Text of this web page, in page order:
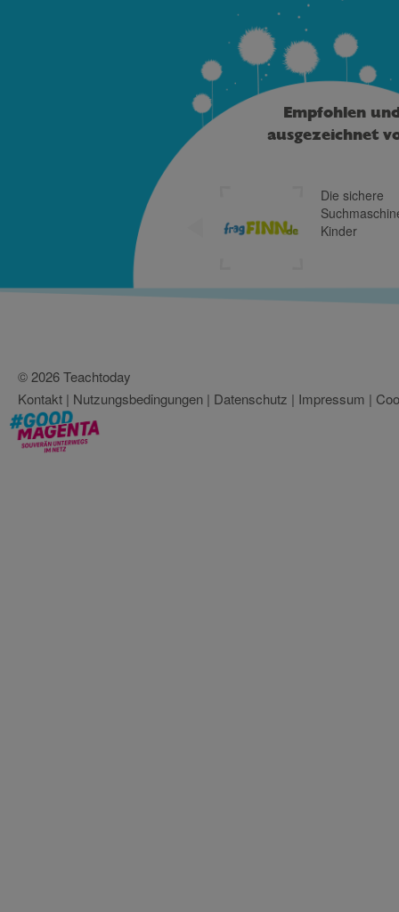
Empfohlen
ausgezeichnet
Die sichere
Suchmaschine für
Kinder
© 2026 Teachtoday
Kontakt | Nutzungsbedingungen | Datenschutz | Impressum |